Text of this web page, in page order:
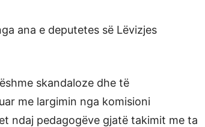
ana e deputetes së Lëvizjes
skandaloze dhe të
me largimin nga komisioni
ndaj pedagogëve gjatë takimit me ta